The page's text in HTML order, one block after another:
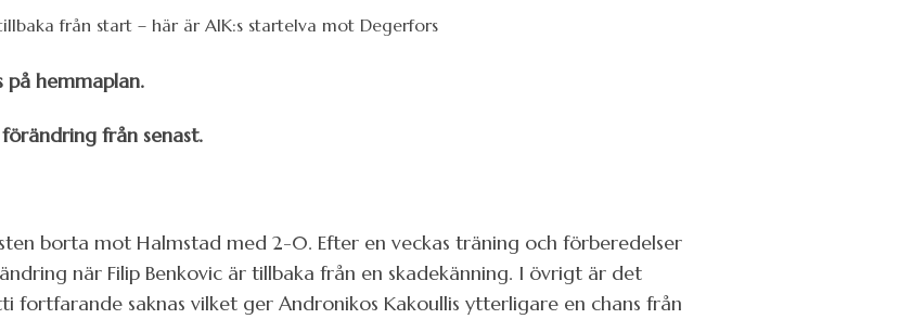
på hemmaplan.
från senast.
borta mot Halmstad med 2-0. Efter en veckas träning och förberedelser
när Filip Benkovic är tillbaka från en skadekänning. I övrigt är det
fortfarande saknas vilket ger Andronikos Kakoullis ytterligare en chans från